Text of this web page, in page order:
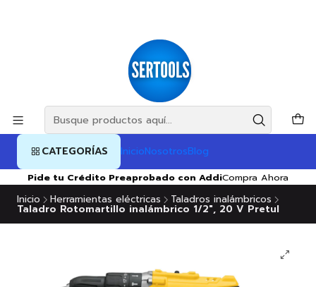
CATEGORÍAS InicioNosotrosBlog
Pide tu Crédito Preaprobado con AddiCompra Ahora
Inicio Herramientas eléctricas Taladros inalámbricos
Taladro Rotomartillo inalámbrico 1/2", 20 V Pretul